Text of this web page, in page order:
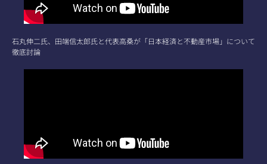
石丸伸二氏、田端信太郎氏と代表高桑が「日本経済と不動産市場」について
徹底討論